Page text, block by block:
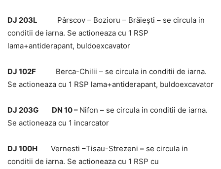
DJ 203L Pârscov – Bozioru – Brăieşti – se circula in
conditii de iarna. Se actioneaza cu 1 RSP
lama+antiderapant, buldoexcavator
DJ 102F Berca-Chilii – se circula in conditii de iarna.
Se actioneaza cu 1 RSP lama+antiderapant, buldoexcavator
DJ 203G DN 10 – Nifon – se circula in conditii de iarna.
Se actioneaza cu 1 incarcator
DJ 100H Vernesti –Tisau-Strezeni – se circula in
conditii de iarna. Se actioneaza cu 1 RSP cu